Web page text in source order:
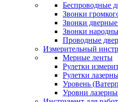
Беспроводные
Звонки
Звонки
Звонки
Проводные
Измерительный
Мерные ленты
Рулетки
Рулетки
Уровень
Уровни